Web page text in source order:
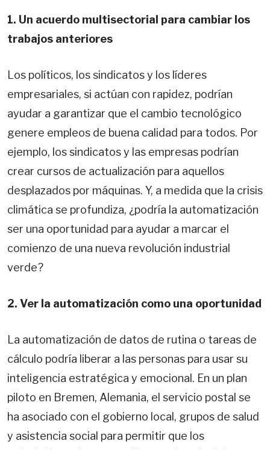
1. Un acuerdo multisectorial para cambiar los
trabajos anteriores
Los políticos, los sindicatos y los líderes
empresariales, si actúan con rapidez, podrían
ayudar a garantizar que el cambio tecnológico
genere empleos de buena calidad para todos. Por
ejemplo, los sindicatos y las empresas podrían
crear cursos de actualización para aquellos
desplazados por máquinas. Y, a medida que la crisis
climática se profundiza, ¿podría la automatización
ser una oportunidad para ayudar a marcar el
comienzo de una nueva revolución industrial
verde?
2. Ver la automatización como una oportunidad
La automatización de datos de rutina o tareas de
cálculo podría liberar a las personas para usar su
inteligencia estratégica y emocional. En un plan
piloto en Bremen, Alemania, el servicio postal se
ha asociado con el gobierno local, grupos de salud
y asistencia social para permitir que los